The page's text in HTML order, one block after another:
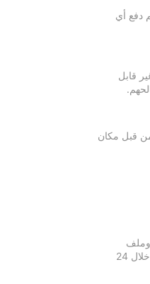
دفع أي
قابل
من قبل مكان
وملف
الرسائل غير المرغوبة في بريدك الإلكتروني. يرجى التواصل مع مكان الإقامة للتأكد من إلغاء الحجز إذا لم تصلك الرسالة خلال 24